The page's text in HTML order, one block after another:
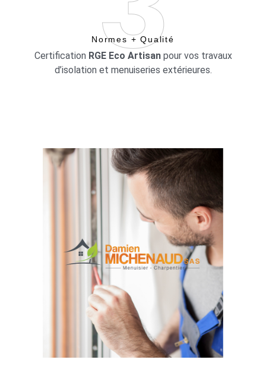
Normes + Qualité
Certification RGE Eco Artisanpour vos travaux
d’isolation et menuiseries extérieures.